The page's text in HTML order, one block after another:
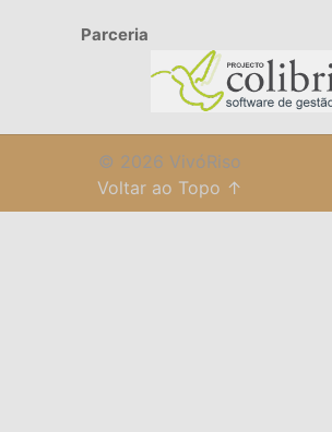
Parceria
© 2026 VivóRiso
Voltar ao Topo ↑